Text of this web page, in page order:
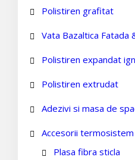
Polistiren grafitat
Vata Bazaltica Fatada
Polistiren expandat
Polistiren extrudat
Adezivi si masa de
Accesorii termosistem
Plasa fibra sticla